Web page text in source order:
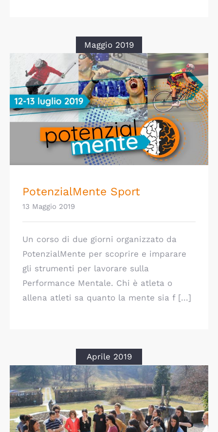
Maggio 2019
PotenzialMente Sport
PotenzialMente Sport
13 Maggio 2019
Un corso di due giorni organizzato da
PotenzialMente per scoprire e imparare
gli strumenti per lavorare sulla
Performance Mentale. Chi è atleta o
allena atleti sa quanto la mente sia f [...]
Aprile 2019